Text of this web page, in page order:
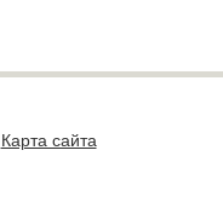
Карта сайта